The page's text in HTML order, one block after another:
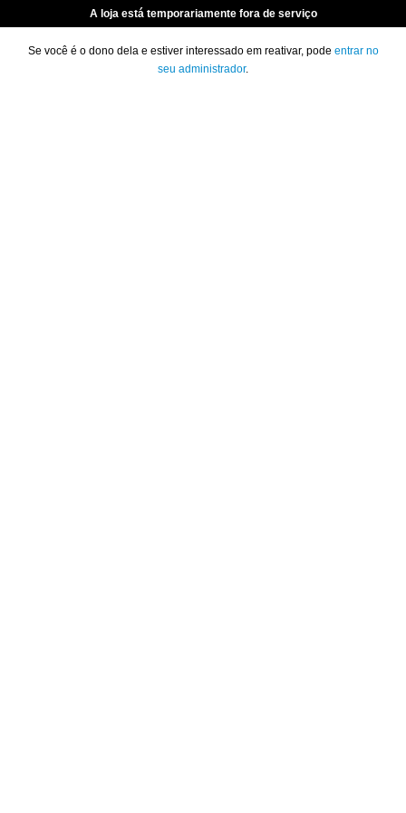
A loja está temporariamente fora de serviço
Se você é o dono dela e estiver interessado em reativar, pode entrar no
seu administrador.